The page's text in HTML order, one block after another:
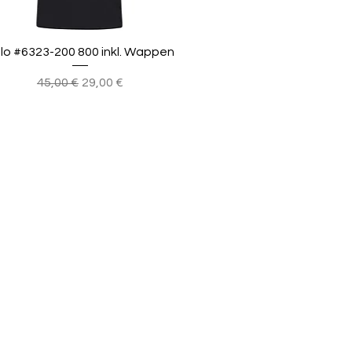
#6323-200 800 inkl. Wappen
Standardpreis
45,00 € Sale-Preis
29,00 €